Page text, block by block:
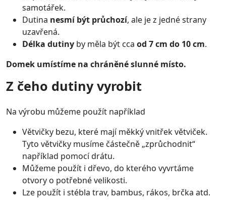
samotářek.
Dutina nesmí být průchozí, ale je z jedné strany
uzavřená.
Délka dutiny by měla být cca od 7 cm do 10 cm.
Domek umístíme na chráněné slunné místo.
Z čeho dutiny vyrobit
Na výrobu můžeme použít například
Větvičky bezu, které mají měkký vnitřek větviček.
Tyto větvičky musíme částečně „zprůchodnit“
například pomocí drátu.
Můžeme použít i dřevo, do kterého vyvrtáme
otvory o potřebné velikosti.
Lze použít i stébla trav, bambus, rákos, brčka atd.